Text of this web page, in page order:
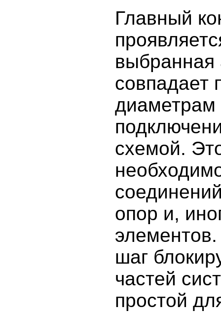
Главный
выбранная
совпадает
диаметрам
схемой.
опор и,
шаг
частей
простой